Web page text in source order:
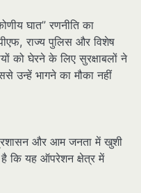
घात” रणनीति का
राज्य पुलिस और विशेष
को घेरने के लिए सुरक्षाबलों ने
उन्हें भागने का मौका नहीं
प्रशासन और आम जनता में खुशी
कि यह ऑपरेशन क्षेत्र में